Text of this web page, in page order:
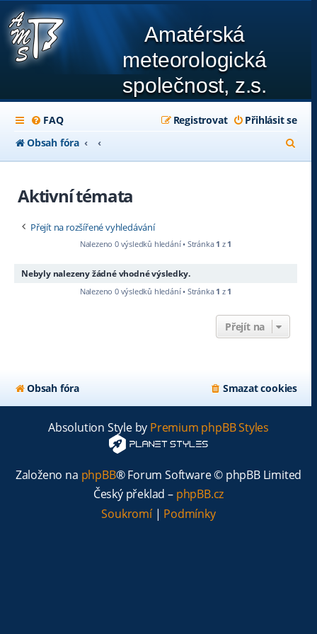
Amatérská
meteorologická
společnost, z.s.
FAQ Přihlásit se
Registrovat
Obsah fóra
l
Aktivní témata
Přejít na rozšířené vyhledávání
Nalezeno 0 výsledků hledání • Stránka 1 z 1
Nebyly nalezeny žádné vhodné výsledky.
Nalezeno 0 výsledků hledání • Stránka 1 z 1
Přejít na
Obsah fóra Smazat cookies
Absolution Style by Premium phpBB Styles
Založeno na phpBB® Forum Software © phpBB Limited
Český překlad – phpBB.cz
Soukromí| Podmínky